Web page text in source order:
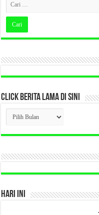
CLICK BERITA LAMA DI SINI
CLICK
BERITA
LAMA
DI
HARI INI